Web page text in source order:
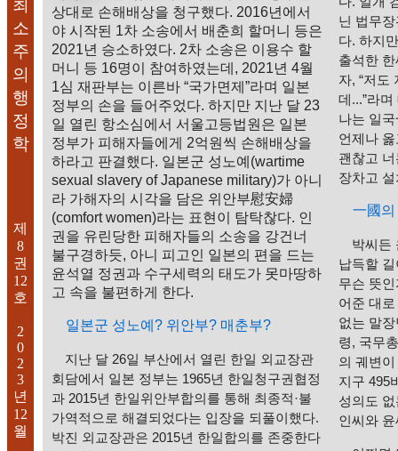
최
소
주
의
행
정
학
제
8
권
12
호
2
0
2
3
년
12
월
상대로 손해배상을 청구했다. 2016년에서
야 시작된 1차 소송에서 배춘희 할머니 등은
2021년 승소하였다. 2차 소송은 이용수 할
머니 등 16명이 참여하였는데, 2021년 4월
1심 재판부는 이른바 “국가면제”라며 일본
정부의 손을 들어주었다. 하지만 지난 달 23
일 열린 항소심에서 서울고등법원은 일본
정부가 피해자들에게 2억원씩 손해배상을
하라고 판결했다. 일본군 성노예(wartime
sexual slavery of Japanese military)가 아니
라 가해자의 시각을 담은 위안부慰安婦
(comfort women)라는 표현이 탐탁찮다. 인
권을 유린당한 피해자들의 소송을 강건너
불구경하듯, 아니 피고인 일본의 편을 드는
윤석열 정권과 수구세력의 태도가 못마땅하
고 속을 불편하게 한다.
일본군 성노예? 위안부? 매춘부?
지난 달 26일 부산에서 열린 한일 외교장관
회담에서 일본 정부는 1965년 한일청구권협정
과 2015년 한일위안부합의를 통해 최종적·불
가역적으로 해결되었다는 입장을 되풀이했다.
박진 외교장관은 2015년 한일합의를 존중한다
닌 법무
다. 하지
출석한
자, “저도
데...”라
나는 일
언제나
괜찮고
장차고
一國
박씨든
납득할
무슨 뜻
어준 대
없는 말
령, 국무
의 궤변
지구 495
성의도
인씨와